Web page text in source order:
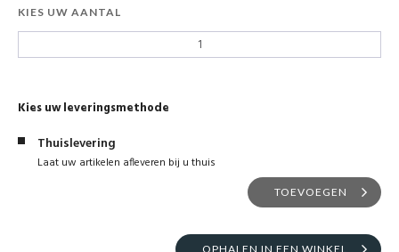
KIES UW AANTAL
Kies uw leveringsmethode
Thuislevering
Laat uw artikelen afleveren bij u thuis
TOEVOEGEN
OPHALEN IN EEN WINKEL